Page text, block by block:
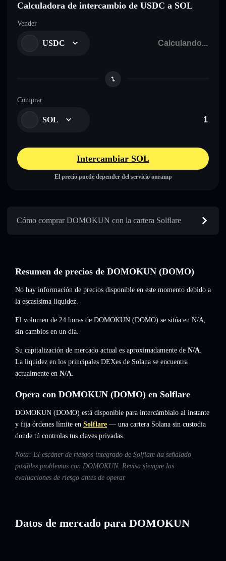
Calculadora de intercambio de USDC a SOL
Vender
USDC
Comprar
SOL
Intercambiar SOL
El precio puede depender del servicio onramp
Cómo comprar DOMOKUN con la cartera Solflare
Resumen de precios de DOMOKUN (DOMO)
No hay información de precios disponible en este momento debido a
la escasísima liquidez.
El volumen de 24 horas de DOMOKUN (DOMO) se sitúa en N/A,
sin cambios en un día.
Su capitalización de mercado actual es aproximadamente de N/A.
La liquidez en los principales DEXes de Solana se encuentra
actualmente en N/A.
Opera con DOMOKUN (DOMO) en Solflare
DOMOKUN (DOMO) está disponible para intercámbialo al instante
y fija órdenes límite en Solflare — una cartera Solana sin custodia
donde tú controlas tus claves privadas.
Nota: El escáner de riesgos integrado de Solflare ha señalado
posibles problemas con DOMOKUN. Revisa siempre las
evaluaciones de riesgo antes de operar.
Datos de mercado para DOMOKUN